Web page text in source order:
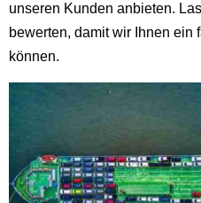
unseren Kunden anbieten.
bewerten, damit wir Ihnen ein
können.